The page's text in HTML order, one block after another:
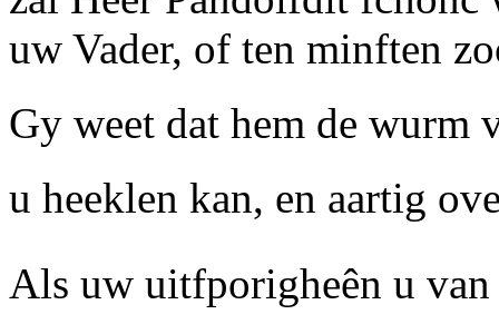
uw Vader, of ten minften
Gy weet dat hem de wurm
u heeklen kan, en aartig
Als uw uitfporigheên u